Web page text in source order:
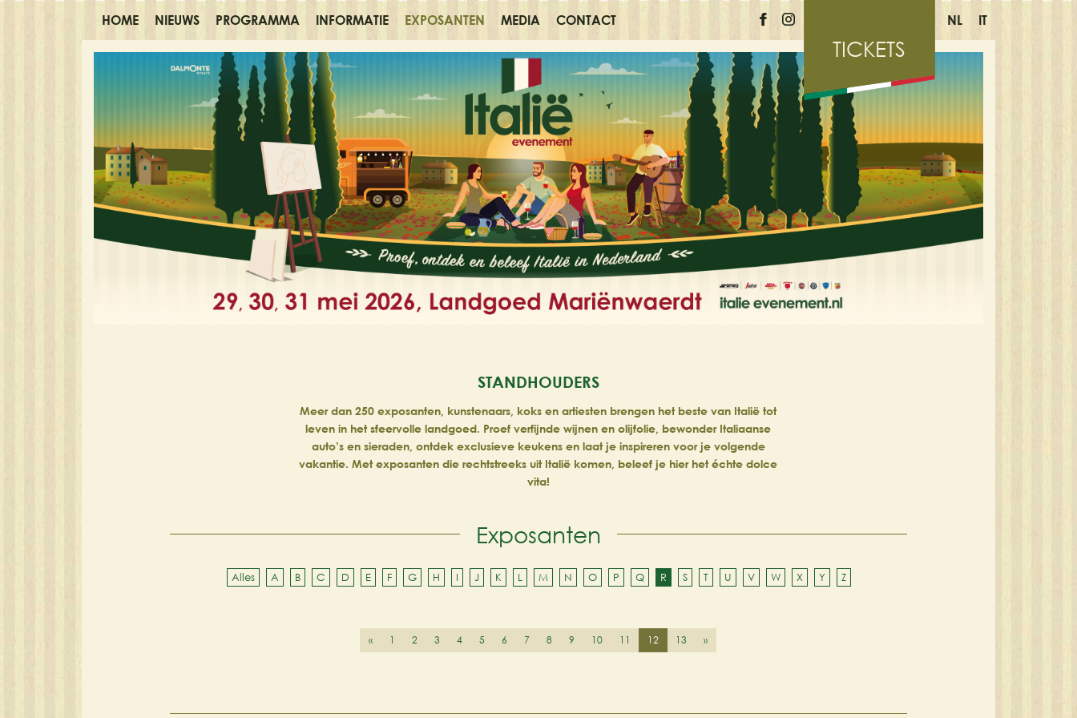
HOME NIEUWS PROGRAMMA INFORMATIE EXPOSANTEN MEDIA CONTACT NL IT
TICKETS
STANDHOUDERS
Meer dan 250 exposanten, kunstenaars, koks en artiesten brengen het beste van Italië tot
leven in het sfeervolle landgoed. Proef verfijnde wijnen en olijfolie, bewonder Italiaanse
auto’s en sieraden, ontdek exclusieve keukens en laat je inspireren voor je volgende
vakantie. Met exposanten die rechtstreeks uit Italië komen, beleef je hier het échte dolce
vita!
Exposanten
Alles A B C D E F G H I J K L M N O P Q R S T U V W X Y Z
« 1 2 3 4 5 6 7 8 9 10 11 12 13 »